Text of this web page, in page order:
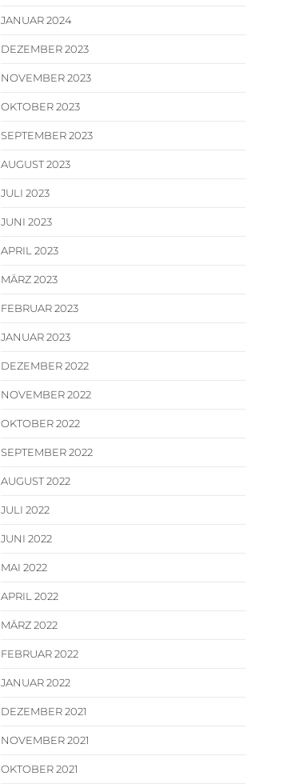
JANUAR 2024
DEZEMBER 2023
NOVEMBER 2023
OKTOBER 2023
SEPTEMBER 2023
AUGUST 2023
JULI 2023
JUNI 2023
APRIL 2023
MÄRZ 2023
FEBRUAR 2023
JANUAR 2023
DEZEMBER 2022
NOVEMBER 2022
OKTOBER 2022
SEPTEMBER 2022
AUGUST 2022
JULI 2022
JUNI 2022
MAI 2022
APRIL 2022
MÄRZ 2022
FEBRUAR 2022
JANUAR 2022
DEZEMBER 2021
NOVEMBER 2021
OKTOBER 2021